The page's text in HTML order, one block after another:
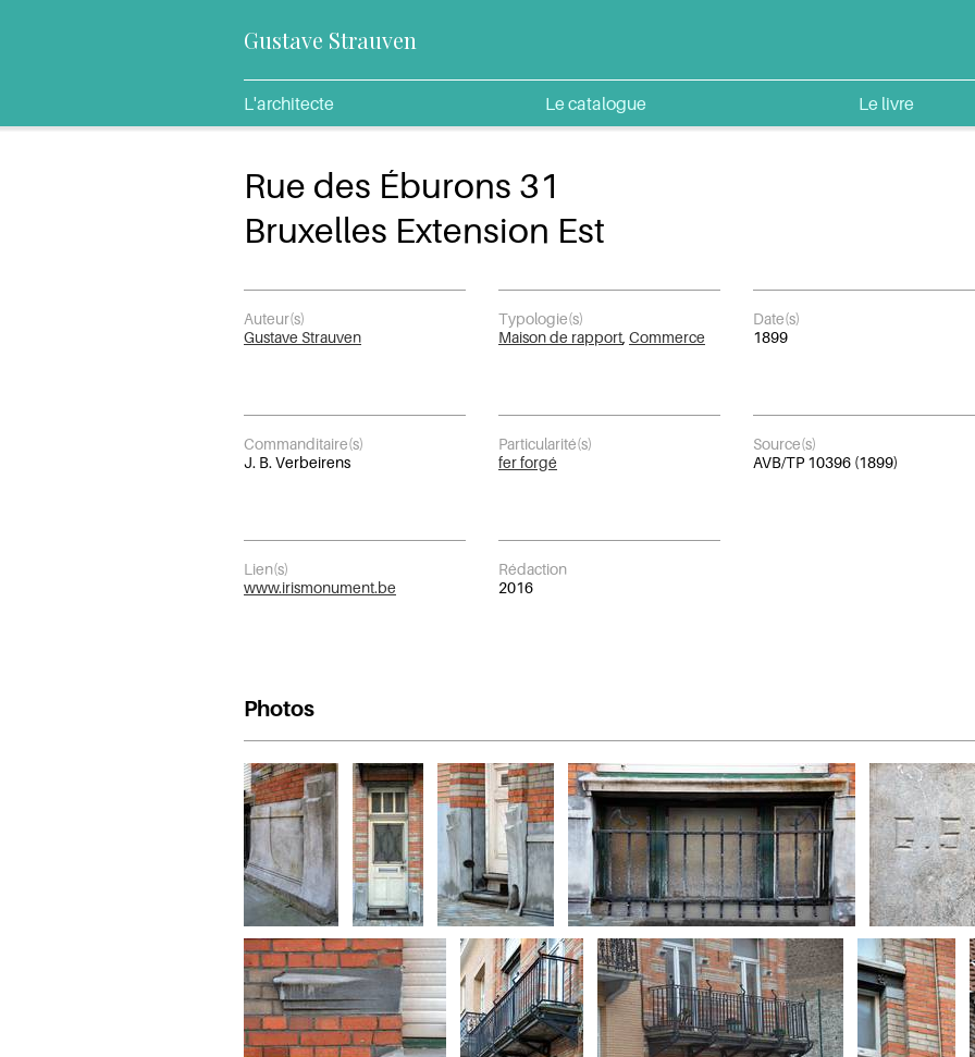
Gustave Strauven
L'architecte Le catalogue Le livre
Rue des Éburons 31
Bruxelles Extension Est
Auteur(s)
Gustave Strauven
Typologie(s)
Maison de rapport Commerce
Date(s)
1899
Commanditaire(s)
J. B. Verbeirens
Particularité(s)
fer forgé
Source(s)
AVB/TP 10396 (1899)
Lien(s)
www.irismonument.be
Rédaction
2016
Photos